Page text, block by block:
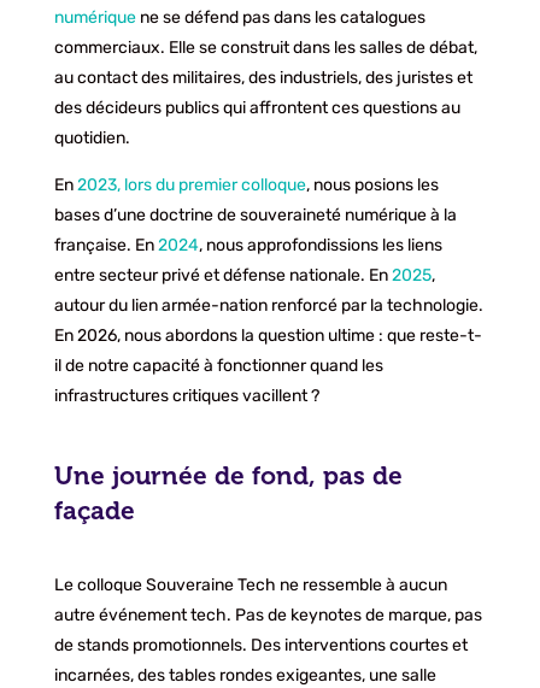
numériquene se défend pas dans les catalogues
commerciaux. Elle se construit dans les salles de débat,
au contact des militaires, des industriels, des juristes et
des décideurs publics qui affrontent ces questions au
quotidien.
En2023, lors du premier colloque, nous posions les
bases d’une doctrine de souveraineté numérique à la
française. En2024, nous approfondissions les liens
entre secteur privé et défense nationale. En2025,
autour du lien armée-nation renforcé par la technologie.
En 2026, nous abordons la question ultime : que reste-t-
il de notre capacité à fonctionner quand les
infrastructures critiques vacillent ?
Une journée de fond, pas de
façade
Le colloque Souveraine Tech ne ressemble à aucun
autre événement tech. Pas de keynotes de marque, pas
de stands promotionnels. Des interventions courtes et
incarnées, des tables rondes exigeantes, une salle